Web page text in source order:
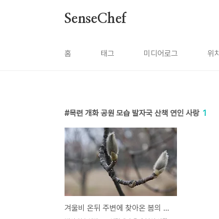
SenseChef
홈 태그 미디어로그 위
목련 개화 공원 모습 발자국 산책 연인 사랑 1
겨울비 온뒤 주변에 찾아온 봄의 기운